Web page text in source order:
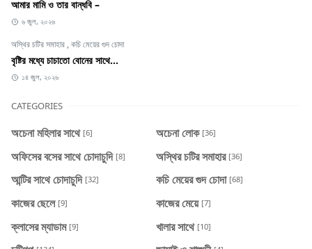
আমার মামি ও তার বান্ধবি –
৬ জুল, ২০২৬
অস্থির চটির সমাহার ,কচি মেয়ের গুদ চোদা
বৃষ্টির মধ্যে চাচাতো বোনের সাথে...
১৪ জুল, ২০২৬
CATEGORIES
অচেনা মহিলার সাথে [6] অচেনা লোক [36]
অফিসের বসের সাথে চোদাচুদি [8] অস্থির চটির সমাহার [36]
আন্টির সাথে চোদাচুদি [32] কচি মেয়ের গুদ চোদা [68]
কাজের ছেলে [9] কাজের মেয়ে [7]
ক্লাসের ম্যাডাম [9] খালার সাথে [10]